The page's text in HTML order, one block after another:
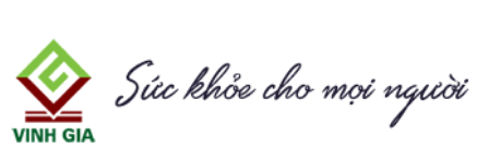
cần đến khám bác sĩ?
7. Phương pháp điều trị
cảm lạnh7.1. Điều
chỉnh chế độ ăn uống,
7. Phương pháp điều trị
cảm lạnh7.1. Điều
chỉnh chế độ ăn uống,